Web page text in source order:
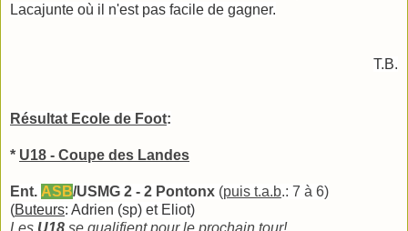
Lacajunte où il n'est pas facile de gagner.
T.B.
Résultat Ecole de Foot:
* U18 - Coupe des Landes
Ent. ASB/USMG 2 - 2 Pontonx (puis t.a.b.: 7 à 6)
(Buteurs: Adrien (sp) et Eliot)
Les U18 se qualifient pour le prochain tour!